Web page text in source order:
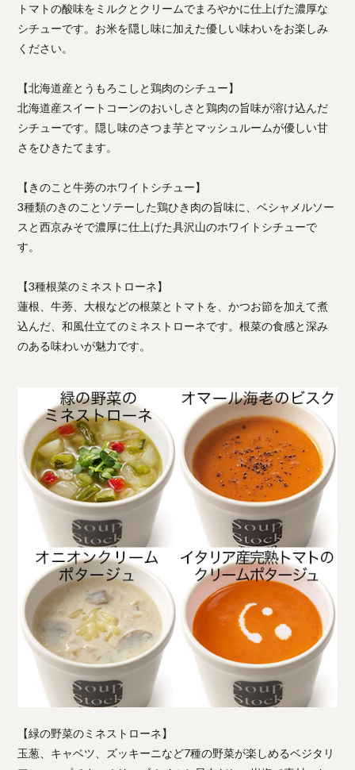
トマトの酸味をミルクとクリームでまろやかに仕上げた濃厚な
シチューです。お米を隠し味に加えた優しい味わいをお楽しみ
ください。
【北海道産とうもろこしと鶏肉のシチュー】
北海道産スイートコーンのおいしさと鶏肉の旨味が溶け込んだ
シチューです。隠し味のさつま芋とマッシュルームが優しい甘
さをひきたてます。
【きのこと牛蒡のホワイトシチュー】
3種類のきのことソテーした鶏ひき肉の旨味に、ベシャメルソー
スと西京みそで濃厚に仕上げた具沢山のホワイトシチューで
す。
【3種根菜のミネストローネ】
蓮根、牛蒡、大根などの根菜とトマトを、かつお節を加えて煮
込んだ、和風仕立てのミネストローネです。根菜の食感と深み
のある味わいが魅力です。
【緑の野菜のミネストローネ】
玉葱、キャベツ、ズッキーニなど7種の野菜が楽しめるベジタリ